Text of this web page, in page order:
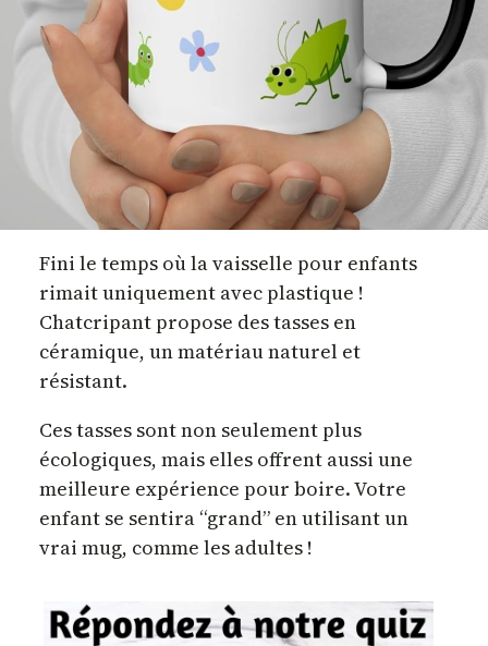
Fini le temps où la vaisselle pour enfants
rimait uniquement avec plastique !
Chatcripant propose des tasses en
céramique, un matériau naturel et
résistant.
Ces tasses sont non seulement plus
écologiques, mais elles offrent aussi une
meilleure expérience pour boire. Votre
enfant se sentira “grand” en utilisant un
vrai mug, comme les adultes !